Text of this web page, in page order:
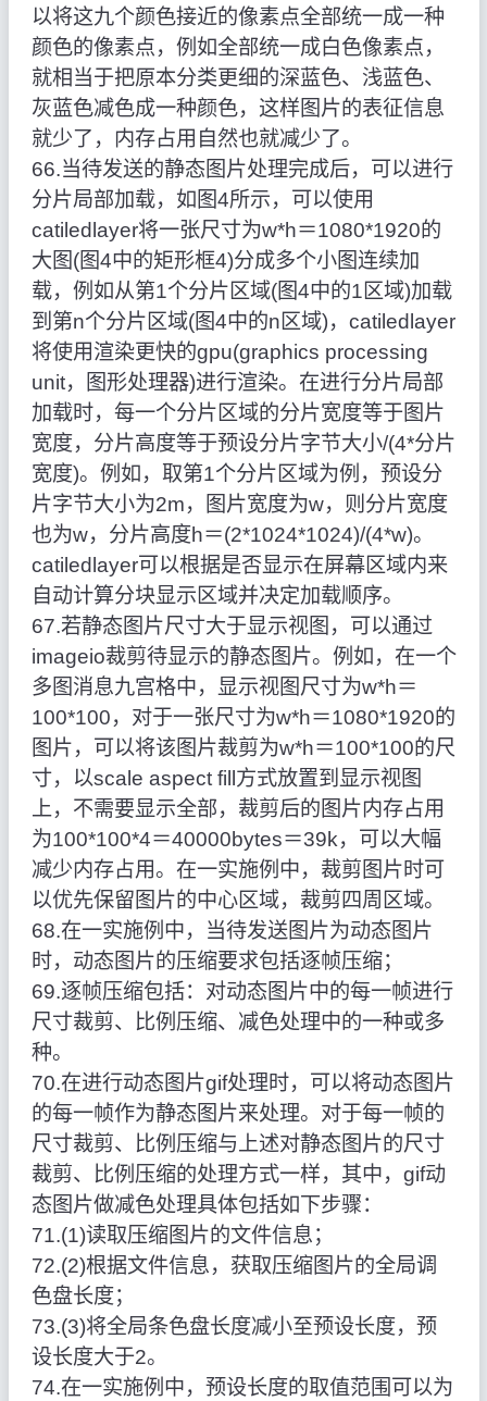
以将这九个颜色接近的像素点全部统一成一种
颜色的像素点，例如全部统一成白色像素点，
就相当于把原本分类更细的深蓝色、浅蓝色、
灰蓝色减色成一种颜色，这样图片的表征信息
就少了，内存占用自然也就减少了。
66.当待发送的静态图片处理完成后，可以进行
分片局部加载，如图4所示，可以使用
catiledlayer将一张尺寸为w*h＝1080*1920的
大图(图4中的矩形框4)分成多个小图连续加
载，例如从第1个分片区域(图4中的1区域)加载
到第n个分片区域(图4中的n区域)，catiledlayer
将使用渲染更快的gpu(graphics processing
unit，图形处理器)进行渲染。在进行分片局部
加载时，每一个分片区域的分片宽度等于图片
宽度，分片高度等于预设分片字节大小/(4*分片
宽度)。例如，取第1个分片区域为例，预设分
片字节大小为2m，图片宽度为w，则分片宽度
也为w，分片高度h＝(2*1024*1024)/(4*w)。
catiledlayer可以根据是否显示在屏幕区域内来
自动计算分块显示区域并决定加载顺序。
67.若静态图片尺寸大于显示视图，可以通过
imageio裁剪待显示的静态图片。例如，在一个
多图消息九宫格中，显示视图尺寸为w*h＝
100*100，对于一张尺寸为w*h＝1080*1920的
图片，可以将该图片裁剪为w*h＝100*100的尺
寸，以scale aspect fill方式放置到显示视图
上，不需要显示全部，裁剪后的图片内存占用
为100*100*4＝40000bytes＝39k，可以大幅
减少内存占用。在一实施例中，裁剪图片时可
以优先保留图片的中心区域，裁剪四周区域。
68.在一实施例中，当待发送图片为动态图片
时，动态图片的压缩要求包括逐帧压缩；
69.逐帧压缩包括：对动态图片中的每一帧进行
尺寸裁剪、比例压缩、减色处理中的一种或多
种。
70.在进行动态图片gif处理时，可以将动态图片
的每一帧作为静态图片来处理。对于每一帧的
尺寸裁剪、比例压缩与上述对静态图片的尺寸
裁剪、比例压缩的处理方式一样，其中，gif动
态图片做减色处理具体包括如下步骤：
71.(1)读取压缩图片的文件信息；
72.(2)根据文件信息，获取压缩图片的全局调
色盘长度；
73.(3)将全局条色盘长度减小至预设长度，预
设长度大于2。
74.在一实施例中，预设长度的取值范围可以为